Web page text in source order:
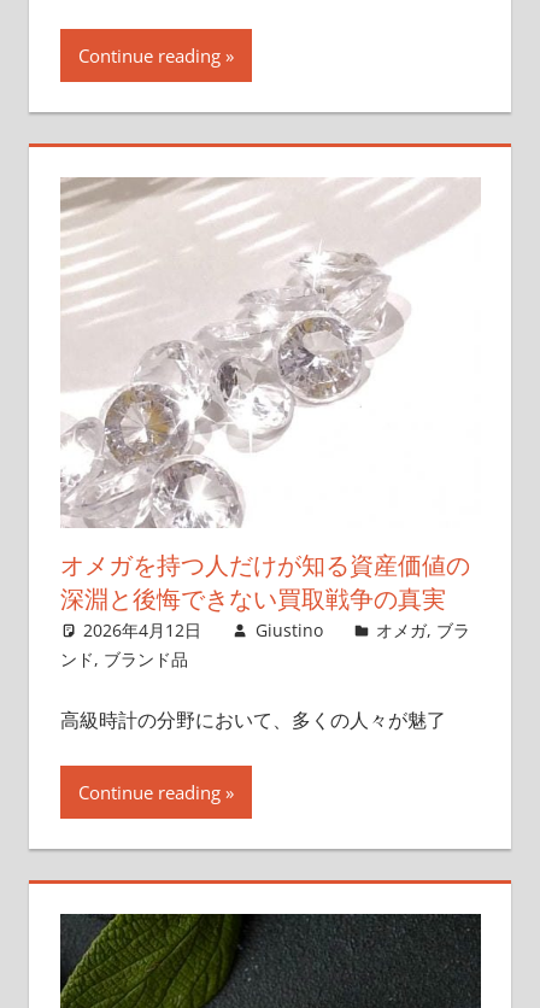
Continue reading
オメガを持つ人だけが知る資産価値の
深淵と後悔できない買取戦争の真実
2026年4月12日 Giustino オメガ, ブラ
ンド, ブランド品
高級時計の分野において、多くの人々が魅了
Continue reading